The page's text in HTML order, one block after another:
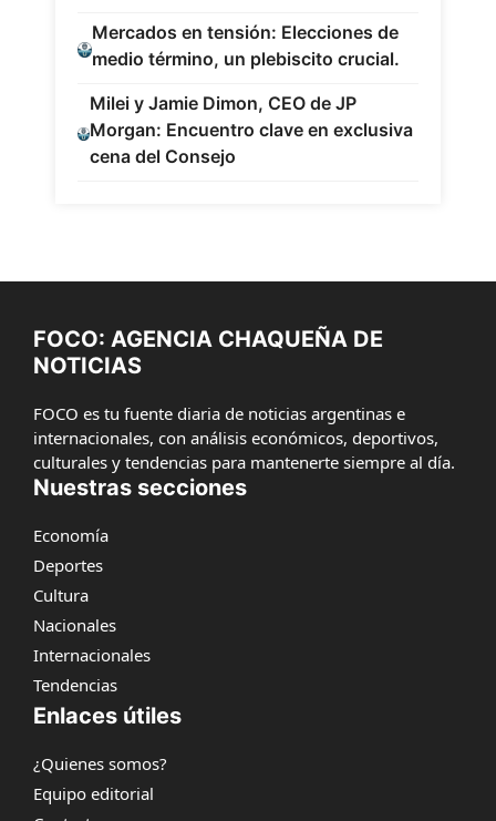
Mercados en tensión: Elecciones de
medio término, un plebiscito crucial.
Milei y Jamie Dimon, CEO de JP
Morgan: Encuentro clave en exclusiva
cena del Consejo
FOCO: AGENCIA CHAQUEÑA DE
NOTICIAS
FOCO es tu fuente diaria de noticias argentinas e
internacionales, con análisis económicos, deportivos,
culturales y tendencias para mantenerte siempre al día.
Nuestras secciones
Economía
Deportes
Cultura
Nacionales
Internacionales
Tendencias
Enlaces útiles
¿Quienes somos?
Equipo editorial